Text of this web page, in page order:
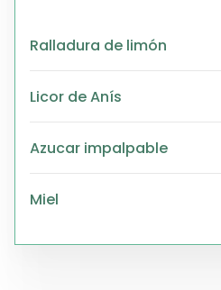
Ralladura de limón
Licor de Anís
Azucar impalpable
Miel